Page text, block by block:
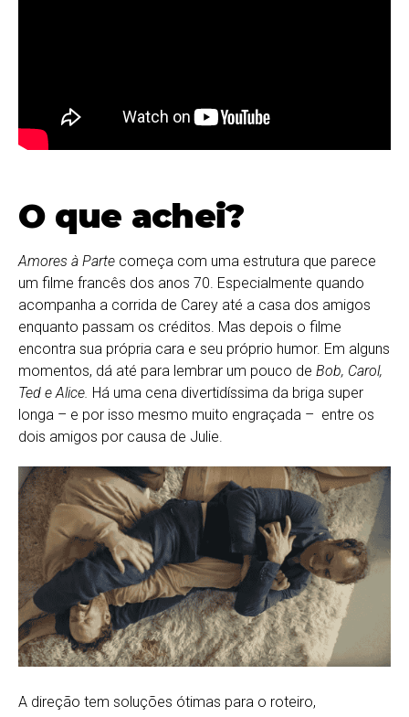
O que achei?
Amores à Parte começa com uma estrutura que parece
um filme francês dos anos 70. Especialmente quando
acompanha a corrida de Carey até a casa dos amigos
enquanto passam os créditos. Mas depois o filme
encontra sua própria cara e seu próprio humor. Em alguns
momentos, dá até para lembrar um pouco de Bob, Carol,
Ted e Alice. Há uma cena divertidíssima da briga super
longa – e por isso mesmo muito engraçada – entre os
dois amigos por causa de Julie.
A direção tem soluções ótimas para o roteiro,